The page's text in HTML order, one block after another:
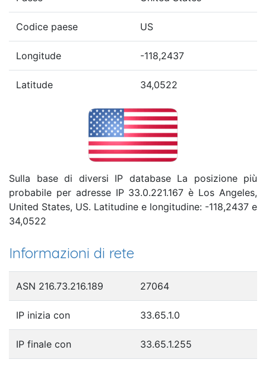
Codice paese US
Longitude -118,2437
Latitude 34,0522
Sulla base di diversi IP database La posizione più
probabile per adresse IP 33.0.221.167 è Los Angeles,
United States, US. Latitudine e longitudine: -118,2437 e
34,0522
Informazioni di rete
ASN 216.73.216.189 27064
IP inizia con 33.65.1.0
IP finale con 33.65.1.255